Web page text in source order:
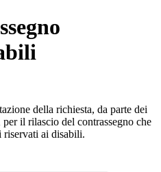
della richiesta, da parte dei
il rilascio del contrassegno che
riservati ai disabili.